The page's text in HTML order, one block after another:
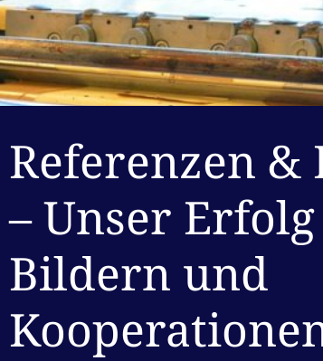
Referenzen &
– Unser
Bildern und